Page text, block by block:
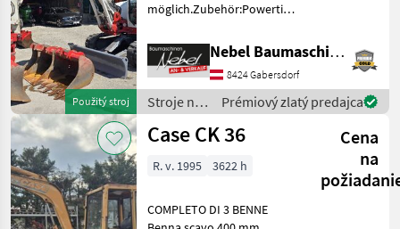
Použitý stroj
möglich.Zubehör:Powertilt-
600mm 900mm,
1Böschungslöffel 1500mm
Palivo: Stroje na stavbu
mini bager
Nebel Baumaschinen
8424 Gabersdorf
Stroje na
stavbu /
Takeuchi
Prémiový zlatý predajca
Case CK 36
Cena
na
R. v. 1995 3622 h
COMPLETO DI 3 BENNE